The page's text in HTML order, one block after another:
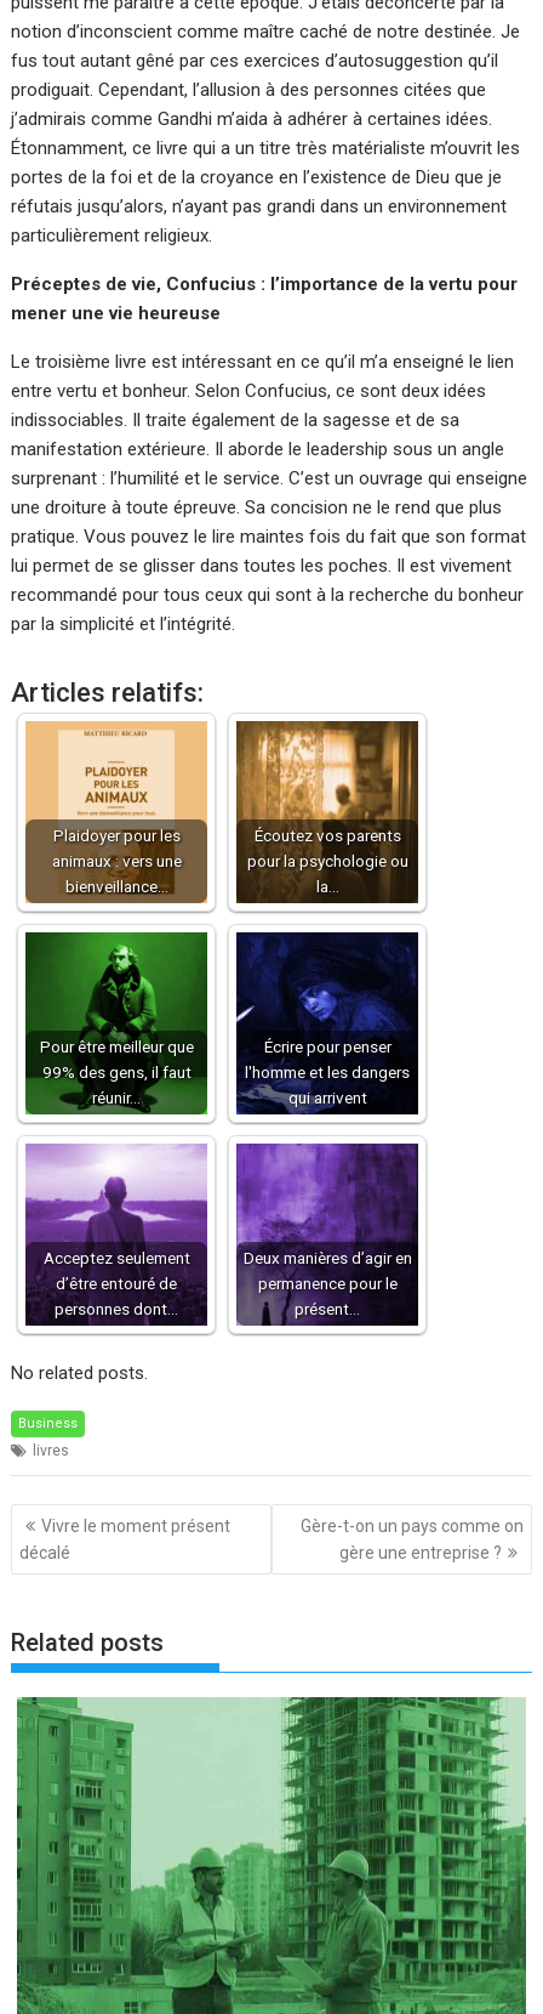
notion d’inconscient comme maître caché de notre destinée. Je
fus tout autant gêné par ces exercices d’autosuggestion qu’il
prodiguait. Cependant, l’allusion à des personnes citées que
j’admirais comme Gandhi m’aida à adhérer à certaines idées.
Étonnamment, ce livre qui a un titre très matérialiste m’ouvrit les
portes de la foi et de la croyance en l’existence de Dieu que je
réfutais jusqu’alors, n’ayant pas grandi dans un environnement
particulièrement religieux.
Préceptes de vie, Confucius : l’importance de la vertu pour
mener une vie heureuse
Le troisième livre est intéressant en ce qu’il m’a enseigné le lien
entre vertu et bonheur. Selon Confucius, ce sont deux idées
indissociables. Il traite également de la sagesse et de sa
manifestation extérieure. Il aborde le leadership sous un angle
surprenant : l’humilité et le service. C’est un ouvrage qui enseigne
une droiture à toute épreuve. Sa concision ne le rend que plus
pratique. Vous pouvez le lire maintes fois du fait que son format
lui permet de se glisser dans toutes les poches. Il est vivement
recommandé pour tous ceux qui sont à la recherche du bonheur
par la simplicité et l’intégrité.
Articles relatifs:
Plaidoyer pour les
animaux : vers une
bienveillance…
Écoutez vos parents
pour la psychologie ou
la…
Pour être meilleur que
99% des gens, il faut
réunir…
Écrire pour penser
l'homme et les dangers
qui arrivent
Acceptez seulement
d’être entouré de
personnes dont…
Deux manières d’agir en
permanence pour le
présent…
No related posts.
Business
livres
Navigation
de
l’article
Vivre le moment présent
décalé
Gère-t-on un pays comme on
gère une entreprise ?
Related posts